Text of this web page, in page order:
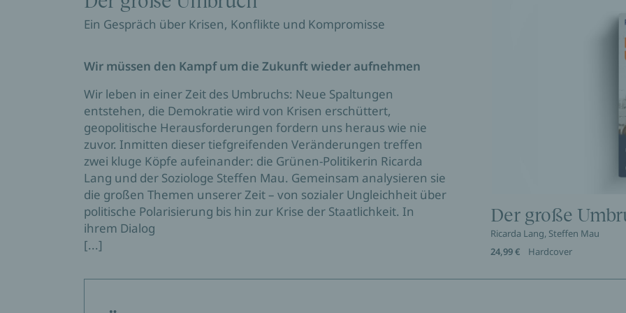
Ein Gespräch über Krisen, Konflikte und Kompromisse
Wir müssen den Kampf um die Zukunft wieder aufnehmen
Wir leben in einer Zeit des Umbruchs: Neue Spaltungen
entstehen, die Demokratie wird von Krisen erschüttert,
geopolitische Herausforderungen fordern uns heraus wie nie
zuvor. Inmitten dieser tiefgreifenden Veränderungen treffen
zwei kluge Köpfe aufeinander: die Grünen-Politikerin Ricarda
Lang und der Soziologe Steffen Mau. Gemeinsam analysieren sie
die großen Themen unserer Zeit – von sozialer Ungleichheit über
politische Polarisierung bis hin zur Krise der Staatlichkeit. In
ihrem Dialog
[...]
Der große
Ricarda Lang, Steffen Mau
24,99 €
Hardcover